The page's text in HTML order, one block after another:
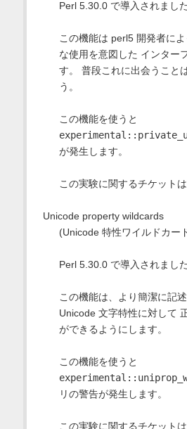
Perl 5.30.0 で導入されました
この機能は perl5 開発者に
な使用を意図した インター
す。 普段これに出会うこと
う。
この機能を使うと
が発生します。
この実験に関するチケットは
Unicode property wildcards
(Unicode 特性ワイルドカー
Perl 5.30.0 で導入されました
この機能は、より簡潔に記述
Unicode 文字特性に対して
ができるようにします。
この機能を使うと
リの警告が発生します。
この実験に関するチケットは